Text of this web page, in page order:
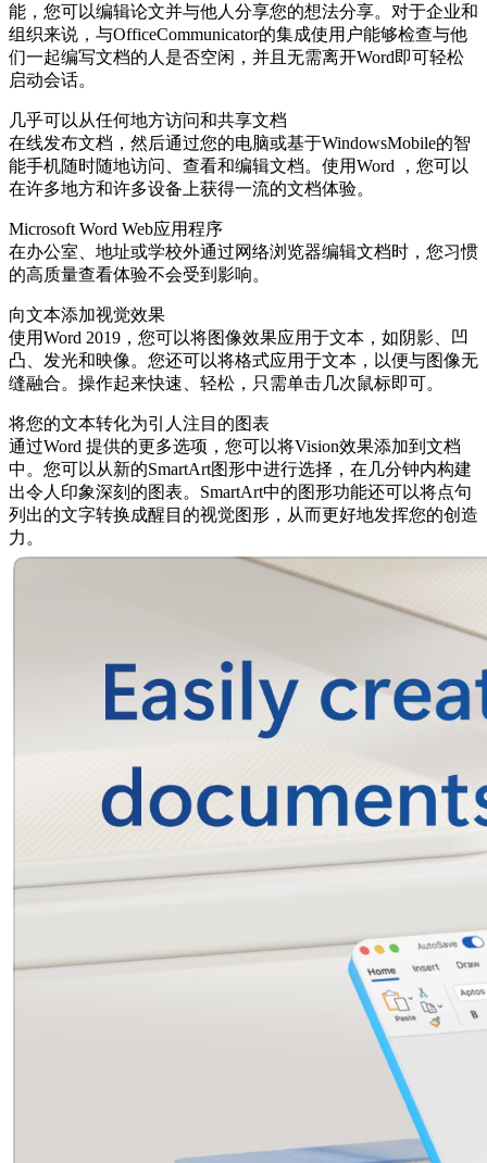
能，您可以编辑论文并与他人分享您的想法分享。对于企业和
组织来说，与OfficeCommunicator的集成使用户能够检查与他
们一起编写文档的人是否空闲，并且无需离开Word即可轻松
启动会话。
几乎可以从任何地方访问和共享文档
在线发布文档，然后通过您的电脑或基于WindowsMobile的智
能手机随时随地访问、查看和编辑文档。使用Word ，您可以
在许多地方和许多设备上获得一流的文档体验。
Microsoft Word Web应用程序
在办公室、地址或学校外通过网络浏览器编辑文档时，您习惯
的高质量查看体验不会受到影响。
向文本添加视觉效果
使用Word 2019，您可以将图像效果应用于文本，如阴影、凹
凸、发光和映像。您还可以将格式应用于文本，以便与图像无
缝融合。操作起来快速、轻松，只需单击几次鼠标即可。
将您的文本转化为引人注目的图表
通过Word 提供的更多选项，您可以将Vision效果添加到文档
中。您可以从新的SmartArt图形中进行选择，在几分钟内构建
出令人印象深刻的图表。SmartArt中的图形功能还可以将点句
列出的文字转换成醒目的视觉图形，从而更好地发挥您的创造
力。